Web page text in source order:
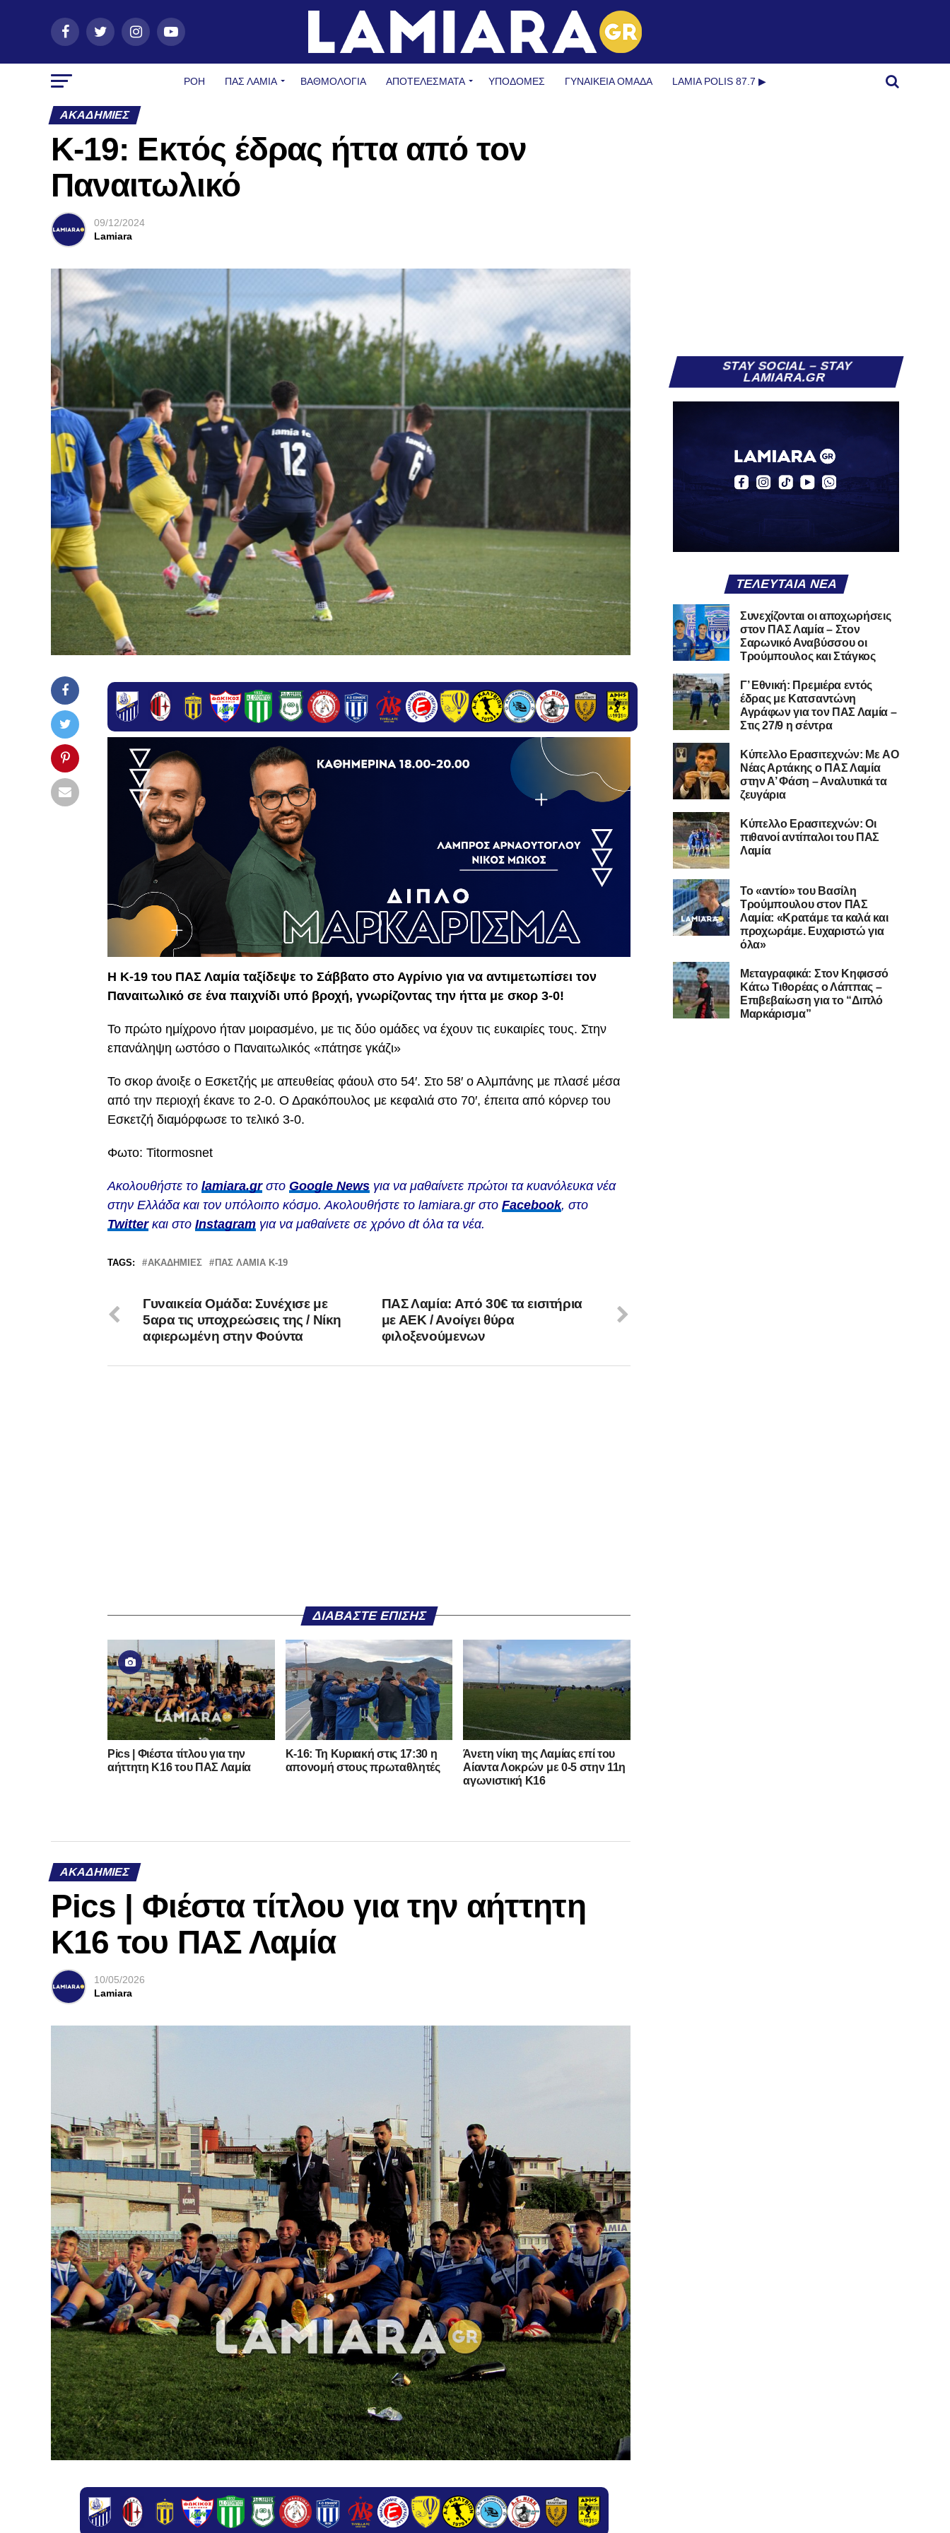
ΡΟΗ ΠΑΣ ΛΑΜΊΑ ΒΑΘΜΟΛΟΓΙΑ ΑΠΟΤΕΛΕΣΜΑΤΑ ΥΠΟΔΟΜΈΣ ΓΥΝΑΙΚΕΊΑ ΟΜΆΔΑ LAMIA POLIS 87.7 ▶︎
ΑΚΑΔΗΜΊΕΣ
Κ-19: Εκτός έδρας ήττα από τον
Παναιτωλικό
09/12/2024
Lamiara
Η Κ-19 του ΠΑΣ Λαμία ταξίδεψε το Σάββατο στο Αγρίνιο για να αντιμετωπίσει τον
Παναιτωλικό σε ένα παιχνίδι υπό βροχή, γνωρίζοντας την ήττα με σκορ 3-0!
Το πρώτο ημίχρονο ήταν μοιρασμένο, με τις δύο ομάδες να έχουν τις ευκαιρίες τους. Στην
επανάληψη ωστόσο ο Παναιτωλικός «πάτησε γκάζι»
Το σκορ άνοιξε ο Εσκετζής με απευθείας φάουλ στο 54′. Στο 58′ ο Αλμπάνης με πλασέ μέσα
από την περιοχή έκανε το 2-0. Ο Δρακόπουλος με κεφαλιά στο 70′, έπειτα από κόρνερ του
Εσκετζή διαμόρφωσε το τελικό 3-0.
Φωτο: Titormosnet
Ακολουθήστε το lamiara.grστο Google News για να μαθαίνετε πρώτοι τα κυανόλευκα νέα
στην Ελλάδα και τον υπόλοιπο κόσμο. Ακολουθήστε το lamiara.gr στο Facebook, στο
Twitterκαι στο Instagram για να μαθαίνετε σε χρόνο dt όλα τα νέα.
TAGS: ΑΚΑΔΗΜΊΕΣ ΠΑΣ ΛΑΜΙΑ Κ-19
ΠΑΣ Λαμία: Από 30€ τα εισιτήρια
με ΑΕΚ / Ανοίγει θύρα
φιλοξενούμενων
Γυναικεία Ομάδα: Συνέχισε με
5αρα τις υποχρεώσεις της / Νίκη
αφιερωμένη στην Φούντα
ΔΙΑΒΆΣΤΕ ΕΠΊΣΗΣ
Pics | Φιέστα τίτλου για την
αήττητη Κ16 του ΠΑΣ Λαμία
Κ-16: Τη Κυριακή στις 17:30 η
απονομή στους πρωταθλητές
Άνετη νίκη της Λαμίας επί του
Αίαντα Λοκρών με 0-5 στην 11η
αγωνιστική Κ16
ΑΚΑΔΗΜΊΕΣ
Pics | Φιέστα τίτλου για την αήττητη
Κ16 του ΠΑΣ Λαμία
10/05/2026
Lamiara
STAY SOCIAL – STAY
LAMIARA.GR
ΤΕΛΕΥΤΑΊΑ ΝΈΑ
Συνεχίζονται οι αποχωρήσεις
στον ΠΑΣ Λαμία – Στον
Σαρωνικό Αναβύσσου οι
Τρούμπουλος και Στάγκος
Γ’ Εθνική: Πρεμιέρα εντός
έδρας με Κατσαντώνη
Αγράφων για τον ΠΑΣ Λαμία –
Στις 27/9 η σέντρα
Kύπελλο Ερασιτεχνών: Με AO
Nέας Αρτάκης ο ΠΑΣ Λαμία
στην Α’ Φάση – Αναλυτικά τα
ζευγάρια
Κύπελλο Ερασιτεχνών: Οι
πιθανοί αντίπαλοι του ΠΑΣ
Λαμία
Το «αντίο» του Βασίλη
Τρούμπουλου στον ΠΑΣ
Λαμία: «Κρατάμε τα καλά και
προχωράμε. Ευχαριστώ για
όλα»
Μεταγραφικά: Στον Κηφισσό
Κάτω Τιθορέας ο Λάππας –
Επιβεβαίωση για το “Διπλό
Μαρκάρισμα”